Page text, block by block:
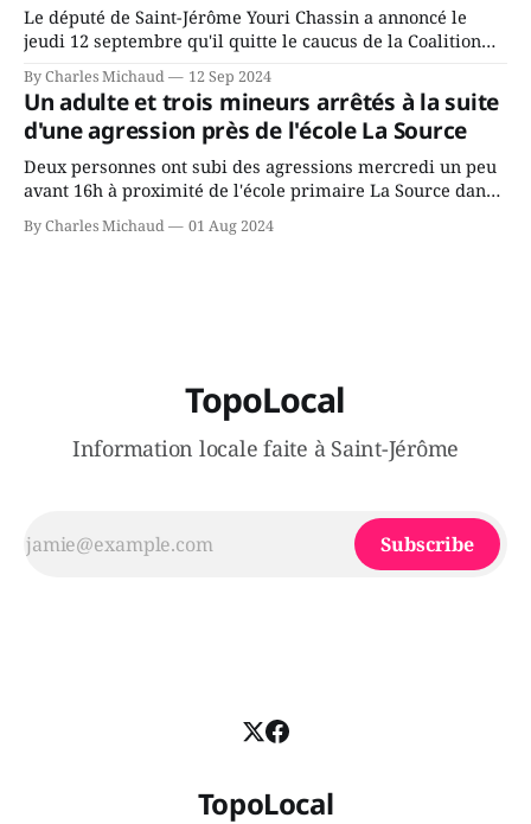
Le député de Saint-Jérôme Youri Chassin a annoncé le
jeudi 12 septembre qu'il quitte le caucus de la Coalition
Avenir Québec de François Legault parce qu'il est déçu du
gouvernement de la CAQ, surtout de son incapacité, qu'il
juge chronique, à offrir des
By Charles Michaud 12 Sep 2024
Un adulte et trois mineurs arrêtés à la suite
d'une agression près de l'école La Source
Deux personnes ont subi des agressions mercredi un peu
avant 16h à proximité de l'école primaire La Source dans
le secteur Bellefeuille de Saint-Jérôme. L'une de deux
victimes aurait été écrasée sous un véhicule et aspergée
By Charles Michaud 01 Aug 2024
TopoLocal
Information locale faite à Saint-Jérôme
Subscribe
TopoLocal